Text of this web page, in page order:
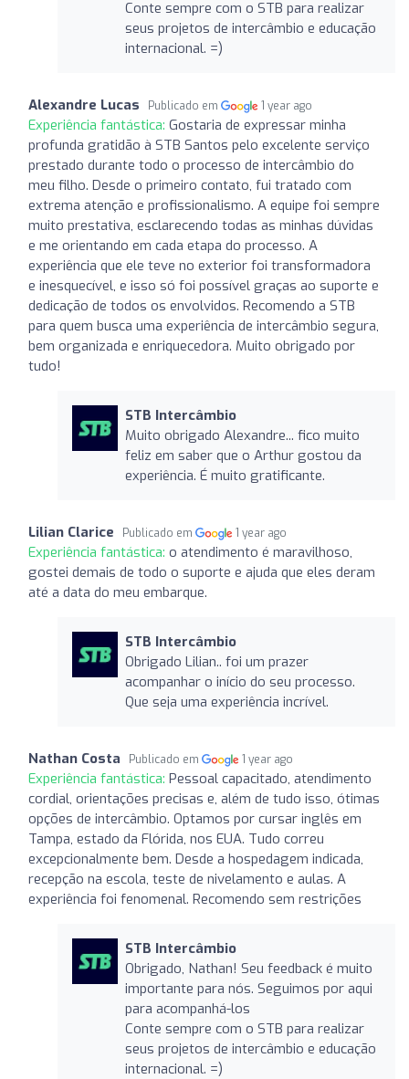
Conte sempre com o STB para realizar
seus projetos de intercâmbio e educação
internacional. =)
Alexandre Lucas Publicado em 1 year ago
Experiência fantástica: Gostaria de expressar minha
profunda gratidão à STB Santos pelo excelente serviço
prestado durante todo o processo de intercâmbio do
meu filho. Desde o primeiro contato, fui tratado com
extrema atenção e profissionalismo. A equipe foi sempre
muito prestativa, esclarecendo todas as minhas dúvidas
e me orientando em cada etapa do processo. A
experiência que ele teve no exterior foi transformadora
e inesquecível, e isso só foi possível graças ao suporte e
dedicação de todos os envolvidos. Recomendo a STB
para quem busca uma experiência de intercâmbio segura,
bem organizada e enriquecedora. Muito obrigado por
tudo!
STB Intercâmbio
Muito obrigado Alexandre... fico muito
feliz em saber que o Arthur gostou da
experiência. É muito gratificante.
Lilian Clarice Publicado em 1 year ago
Experiência fantástica: o atendimento é maravilhoso,
gostei demais de todo o suporte e ajuda que eles deram
até a data do meu embarque.
STB Intercâmbio
Obrigado Lilian.. foi um prazer
acompanhar o início do seu processo.
Que seja uma experiência incrível.
Nathan Costa Publicado em 1 year ago
Experiência fantástica: Pessoal capacitado, atendimento
cordial, orientações precisas e, além de tudo isso, ótimas
opções de intercâmbio. Optamos por cursar inglês em
Tampa, estado da Flórida, nos EUA. Tudo correu
excepcionalmente bem. Desde a hospedagem indicada,
recepção na escola, teste de nivelamento e aulas. A
experiência foi fenomenal. Recomendo sem restrições
STB Intercâmbio
Obrigado, Nathan! Seu feedback é muito
importante para nós. Seguimos por aqui
para acompanhá-los
Conte sempre com o STB para realizar
seus projetos de intercâmbio e educação
internacional. =)